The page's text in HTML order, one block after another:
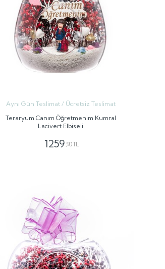
Aynı Gün Teslimat / Ücretsiz Teslimat
Teraryum Canım Öğretmenim Kumral
Lacivert Elbiseli
1259 ,90 TL